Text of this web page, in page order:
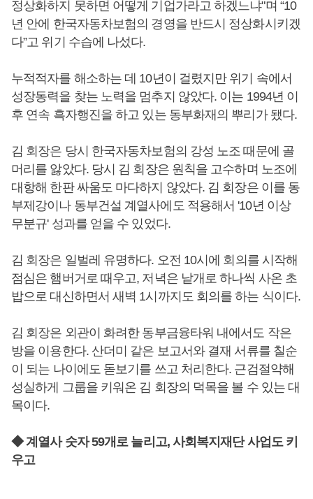
정상화하지 못하면 어떻게 기업가라고 하겠느냐"며 “10
년 안에 한국자동차보험의 경영을 반드시 정상화시키겠
다”고 위기 수습에 나섰다.
누적적자를 해소하는 데 10년이 걸렸지만 위기 속에서
성장동력을 찾는 노력을 멈추지 않았다. 이는 1994년 이
후 연속 흑자행진을 하고 있는 동부화재의 뿌리가 됐다.
김 회장은 당시 한국자동차보험의 강성 노조 때문에 골
머리를 앓았다. 당시 김 회장은 원칙을 고수하며 노조에
대항해 한판 싸움도 마다하지 않았다. 김 회장은 이를 동
부제강이나 동부건설 계열사에도 적용해서 '10년 이상
무분규' 성과를 얻을 수 있었다.
김 회장은 일벌레 유명하다. 오전 10시에 회의를 시작해
점심은 햄버거로 때우고, 저녁은 낱개로 하나씩 사온 초
밥으로 대신하면서 새벽 1시까지도 회의를 하는 식이다.
김 회장은 외관이 화려한 동부금융타워 내에서도 작은
방을 이용한다. 산더미 같은 보고서와 결재 서류를 칠순
이 되는 나이에도 돋보기를 쓰고 처리한다. 근검절약해
성실하게 그룹을 키워온 김 회장의 덕목을 볼 수 있는 대
목이다.
◆ 계열사 숫자 59개로 늘리고, 사회복지재단 사업도 키
우고